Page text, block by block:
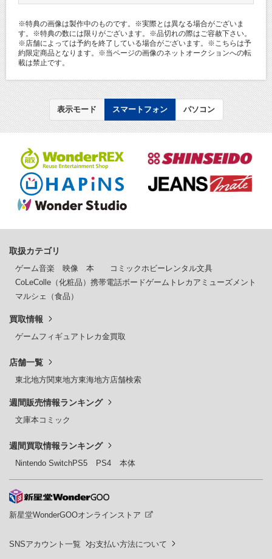
※特典の画像は製作中のものです。※実際とは異なる場合がございま
す。※特典の数には限りがございます。※品切れの際はご容赦下さい。
※店舗によっては予約を終了している場合がございます。※こちらは予
約限定商品となります。※当ページの画像のネットオークションへの転
載は禁止です。
表示モード スマートフォン パソコン
取扱カテゴリ
ゲーム音楽 映像 本 コミック ホビー レンタル文具
CoLeColle（化粧品） 携帯電話ボードゲーム トレカ アミューズメント
マルシェ（食品）
買取情報
ゲームフィギュア トレカ金買取
店舗一覧
東北地方関東地方東海地方店舗検索
週間販売情報ランキング
文庫本コミック
週間買取情報ランキング
Nintendo SwitchPS5 PS4 本体
新星堂WonderGOOオンラインストア
SNSアカウント一覧 お支払い方法について